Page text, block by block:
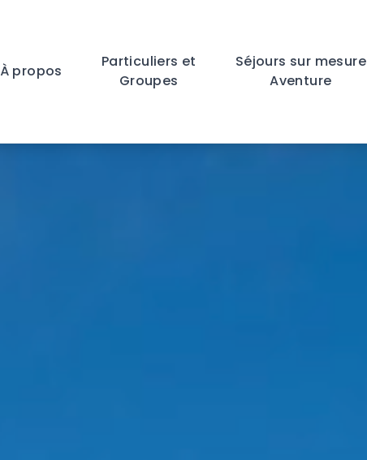
À propos
Particuliers et
Groupes
Séjours sur mesure
Aventure